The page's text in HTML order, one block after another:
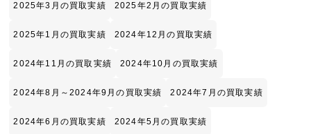
2025年3月の買取実績 2025年2月の買取実績
2025年1月の買取実績 2024年12月の買取実績
2024年11月の買取実績 2024年10月の買取実績
2024年8月～2024年9月の買取実績 2024年7月の買取実績
2024年6月の買取実績 2024年5月の買取実績